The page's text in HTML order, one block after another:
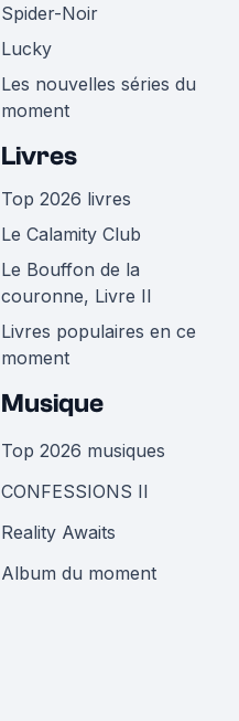
Spider-Noir
Lucky
Les nouvelles séries du
moment
Livres
Top 2026 livres
Le Calamity Club
Le Bouffon de la
couronne, Livre II
Livres populaires en ce
moment
Musique
Top 2026 musiques
CONFESSIONS II
Reality Awaits
Album du moment